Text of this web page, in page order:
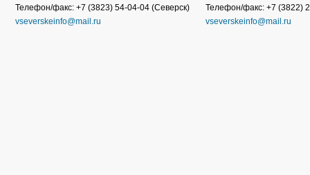
Телефон/факс: +7 (3823) 54-04-04 (Северск)
vseverskeinfo@mail.ru
Телефон/факс: +7 (3822)
vseverskeinfo@mail.ru